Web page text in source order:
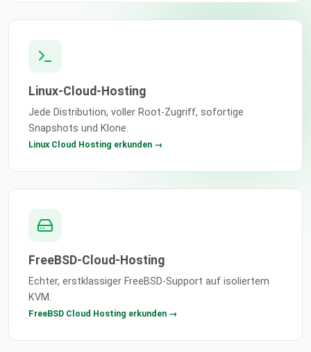
Linux-Cloud-Hosting
Jede Distribution, voller Root-Zugriff, sofortige
Snapshots und Klone.
Linux Cloud Hosting erkunden →
FreeBSD-Cloud-Hosting
Echter, erstklassiger FreeBSD-Support auf isoliertem
KVM.
FreeBSD Cloud Hosting erkunden →